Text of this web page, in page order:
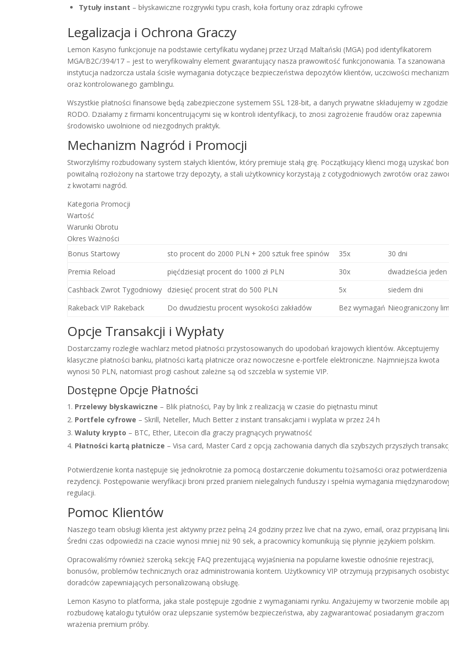
Tytuły instant – błyskawiczne rozgrywki typu crash, koła fortuny oraz zdrapki cyfrowe
Legalizacja i Ochrona Graczy
Lemon Kasyno funkcjonuje na podstawie certyfikatu wydanej przez Urząd Maltański (MGA) pod identyfikatorem
MGA/B2C/394/17 – jest to weryfikowalny element gwarantujący nasza prawowitość funkcjonowania. Ta szanowana
instytucja nadzorcza ustala ścisłe wymagania dotyczące bezpieczeństwa depozytów klientów, uczciwości
oraz kontrolowanego gamblingu.
Wszystkie płatności finansowe będą zabezpieczone systemem SSL 128-bit, a danych prywatne składujemy w
RODO. Działamy z firmami koncentrującymi się w kontroli identyfikacji, to znosi zagrożenie fraudów oraz zapewnia
środowisko uwolnione od niezgodnych praktyk.
Mechanizm Nagród i Promocji
Stworzyliśmy rozbudowany system stałych klientów, który premiuje stałą grę. Początkujący klienci mogą uzyskać
powitalną rozłożony na startowe trzy depozyty, a stali użytkownicy korzystają z cotygodniowych zwrotów oraz
z kwotami nagród.
Kategoria Promocji
Wartość
Warunki Obrotu
Okres Ważności
Bonus Startowy
sto procent do 2000 PLN + 200 sztuk free spinów 35x
30 dni
Premia Reload
pięćdziesiąt procent do 1000 zł PLN 30x
dwadzieścia jeden
Cashback Zwrot Tygodniowy
dziesięć procent strat do 500 PLN 5x
siedem dni
Rakeback VIP Rakeback
Do dwudziestu procent wysokości zakładów Bez wymagań Nieograniczony
Opcje Transakcji i Wypłaty
Dostarczamy rozległe wachlarz metod płatności przystosowanych do upodobań krajowych klientów. Akceptujemy
klasyczne płatności banku, płatności kartą płatnicze oraz nowoczesne e-portfele elektroniczne. Najmniejsza kwota
wynosi 50 PLN, natomiast progi cashout zależne są od szczebla w systemie VIP.
Dostępne Opcje Płatności
Przelewy błyskawiczne – Blik płatności, Pay by link z realizacją w czasie do piętnastu minut
Portfele cyfrowe – Skrill, Neteller, Much Better z instant transakcjami i wyplata w przez 24 h
Waluty krypto – BTC, Ether, Litecoin dla graczy pragnących prywatność
Płatności kartą płatnicze – Visa card, Master Card z opcją zachowania danych dla szybszych przyszłych
Potwierdzenie konta następuje się jednokrotnie za pomocą dostarczenie dokumentu tożsamości oraz potwierdzenia
rezydencji. Postępowanie weryfikacji broni przed praniem nielegalnych funduszy i spełnia wymagania
regulacji.
Pomoc Klientów
Naszego team obsługi klienta jest aktywny przez pełną 24 godziny przez live chat na zywo, email, oraz przypisaną
Średni czas odpowiedzi na czacie wynosi mniej niż 90 sek, a pracownicy komunikują się płynnie językiem polskim.
Opracowaliśmy również szeroką sekcję FAQ prezentującą wyjaśnienia na popularne kwestie odnośnie rejestracji,
bonusów, problemów technicznych oraz administrowania kontem. Użytkownicy VIP otrzymują przypisanych
doradców zapewniających personalizowaną obsługę.
Lemon Kasyno to platforma, jaka stale postępuje zgodnie z wymaganiami rynku. Angażujemy w tworzenie mobile
rozbudowę katalogu tytułów oraz ulepszanie systemów bezpieczeństwa, aby zagwarantować posiadanym graczom
wrażenia premium próby.